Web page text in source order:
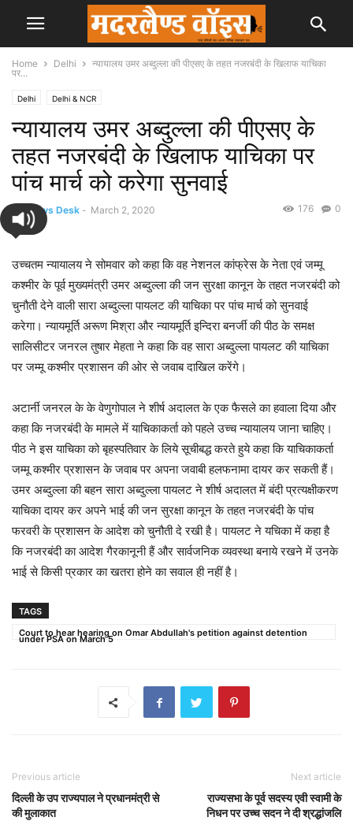
Home Delhi
न्यायालय उमर अब्दुल्ला की पीएसए के तहत नजरबंदी के खिलाफ याचिका
पर...
Delhi Delhi & NCR
न्यायालय उमर अब्दुल्ला की पीएसए के
तहत नजरबंदी के खिलाफ याचिका पर
पांच मार्च को करेगा सुनवाई
By News Desk - March 2, 2020 0
176
उच्चतम न्यायालय ने सोमवार को कहा कि वह नेशनल कांफ्रेस के नेता एवं जम्मू
कश्मीर के पूर्व मुख्यमंत्री उमर अब्दुल्ला की जन सुरक्षा कानून के तहत नजरबंदी को
चुनौती देने वाली सारा अब्दुल्ला पायलट की याचिका पर पांच मार्च को सुनवाई
करेगा। न्यायमूर्ति अरूण मिश्रा और न्यायमूर्ति इन्दिरा बनर्जी की पीठ के समक्ष
सालिसीटर जनरल तुषार मेहता ने कहा कि वह सारा अब्दुल्ला पायलट की याचिका
पर जम्मू कश्मीर प्रशासन की ओर से जवाब दाखिल करेंगे।
अटार्नी जनरल के के वेणुगोपाल ने शीर्ष अदालत के एक फैसले का हवाला दिया और
कहा कि नजरबंदी के मामले में याचिकाकर्ता को पहले उच्च न्यायालय जाना चाहिए।
पीठ ने इस याचिका को बृहस्पतिवार के लिये सूचीबद्ध करते हुये कहा कि याचिकाकर्ता
जम्मू कश्मीर प्रशासन के जवाब पर अपना जवाबी हलफनामा दायर कर सकती हैं।
उमर अब्दुल्ला की बहन सारा अब्दुल्ला पायलट ने शीर्ष अदालत में बंदी प्रत्यक्षीकरण
याचिका दायर कर अपने भाई की जन सुरक्षा कानून के तहत नजरबंदी के पांच
फरवरी के प्रशासन के आदेश को चुनौती दे रखी है। पायलट ने यचिका में कहा है
कि नजरबंदी का आदेश गैरकानूनी हैं और सार्वजनिक व्यवस्था बनाये रखने में उनके
भाई से किसी प्रकार का खतरा होने का सवाल ही नहीं है।
TAGS
Court to hear hearing on Omar Abdullah's petition against detention
under PSA on March 5
Previous article
दिल्ली के उप राज्यपाल ने प्रधानमंत्री से
की मुलाकात
Next article
राज्यसभा के पूर्व सदस्य एवी स्वामी के
निधन पर उच्च सदन ने दी श्रद्धांजलि